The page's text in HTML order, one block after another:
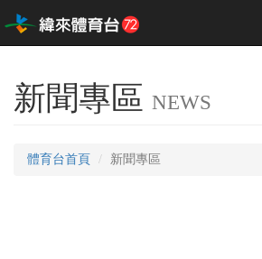
新聞專區 NEWS
體育台首頁 新聞專區